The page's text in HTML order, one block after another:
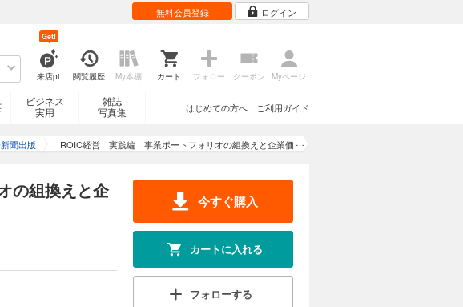
無料会員登録 ログイン
来店pt
Get!
閲覧履歴 My本棚 カート フォロー クーポン Myページ
ビジネス
実用
雑誌
写真集
ご利用ガイド
はじめての方へ
聞出版
ROIC経営 実践編 事業ポートフォリオの組換えと企業価
の組換えと企
今すぐ購入
カートに入れる
フォローする